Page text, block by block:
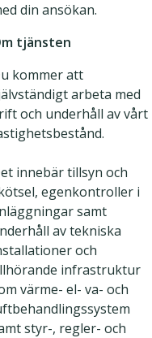
din ansökan.
tjänsten
kommer att
arbeta med
och underhåll av vårt
innebär tillsyn och
egenkontroller i
samt
av tekniska
och
infrastruktur
värme- el- va- och
styr-, regler- och